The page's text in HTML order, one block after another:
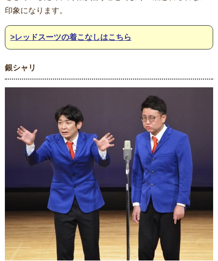
印象になります。
>レッドスーツの着こなしはこちら
銀シャリ